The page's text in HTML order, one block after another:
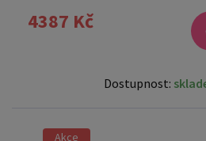
4387 Kč
Dostupnost:
Akce